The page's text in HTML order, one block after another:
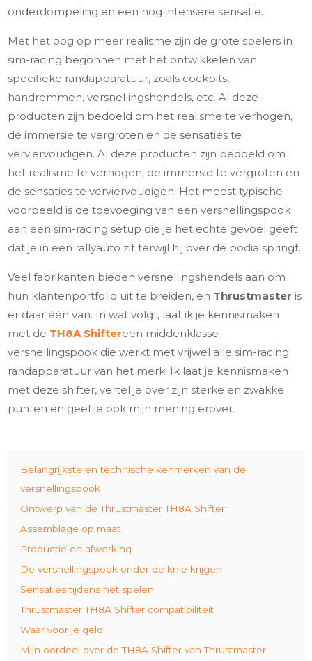
onderdompeling en een nog intensere sensatie.
Met het oog op meer realisme zijn de grote spelers in
sim-racing begonnen met het ontwikkelen van
specifieke randapparatuur, zoals cockpits,
handremmen, versnellingshendels, etc. Al deze
producten zijn bedoeld om het realisme te verhogen,
de immersie te vergroten en de sensaties te
verviervoudigen. Al deze producten zijn bedoeld om
het realisme te verhogen, de immersie te vergroten en
de sensaties te verviervoudigen. Het meest typische
voorbeeld is de toevoeging van een versnellingspook
aan een sim-racing setup die je het echte gevoel geeft
dat je in een rallyauto zit terwijl hij over de podia springt.
Veel fabrikanten bieden versnellingshendels aan om
hun klantenportfolio uit te breiden, en Thrustmaster is
er daar één van. In wat volgt, laat ik je kennismaken
met de TH8A Shiftereen middenklasse
versnellingspook die werkt met vrijwel alle sim-racing
randapparatuur van het merk. Ik laat je kennismaken
met deze shifter, vertel je over zijn sterke en zwakke
punten en geef je ook mijn mening erover.
Belangrijkste en technische kenmerken van de
versnellingspook
Ontwerp van de Thrustmaster TH8A Shifter
Assemblage op maat
Productie en afwerking
De versnellingspook onder de knie krijgen
Sensaties tijdens het spelen
Thrustmaster TH8A Shifter compatibiliteit
Waar voor je geld
Mijn oordeel over de TH8A Shifter van Thrustmaster